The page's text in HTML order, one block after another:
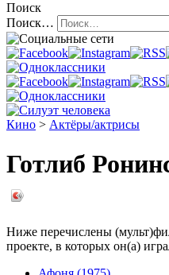
Поиск
Поиск…
Кино > Актёры/актрисы
Готлиб
Ниже перечислены
проекте, в которых он(а)